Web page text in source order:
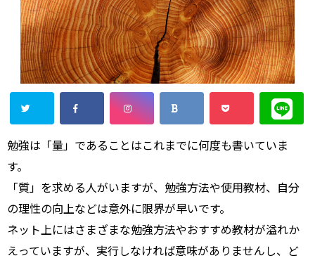
勉強は「量」であることはこれまでに何度も書いていま
す。
「質」を求める人がいますが、勉強方法や使用教材、自分
の理性の向上などは意外に限界が早いです。
ネット上にはさまざまな勉強方法やおすすめ教材が溢れか
えっていますが、実行しなければ意味がありませんし、ど